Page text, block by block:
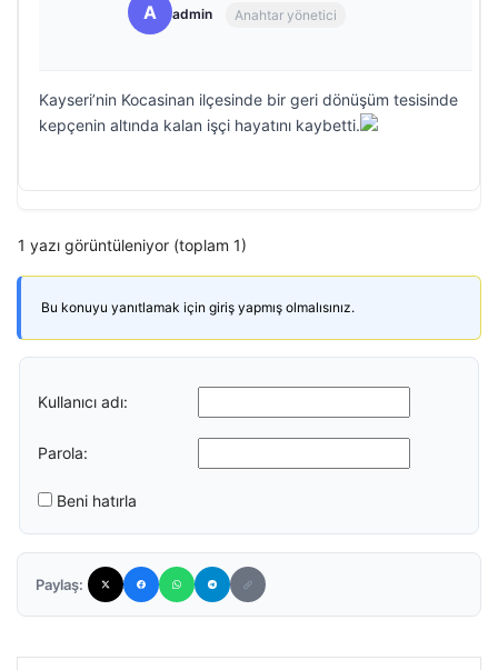
A admin Anahtar yönetici
Kayseri’nin Kocasinan ilçesinde bir geri dönüşüm tesisinde
kepçenin altında kalan işçi hayatını kaybetti.
1 yazı görüntüleniyor (toplam 1)
Bu konuyu yanıtlamak için giriş yapmış olmalısınız.
Kullanıcı adı:
Parola:
Beni hatırla
Paylaş: